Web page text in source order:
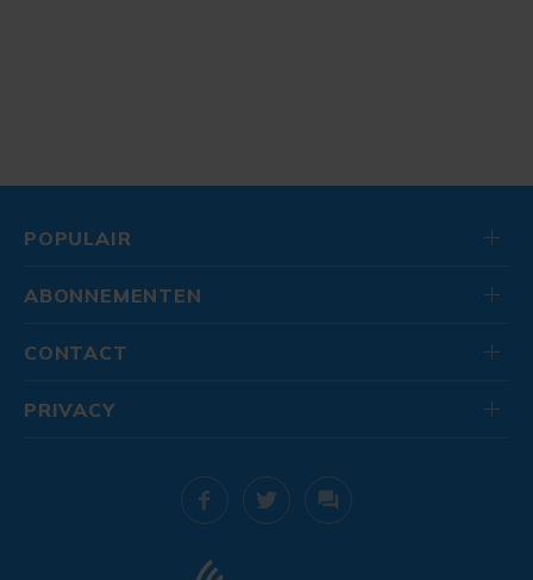
POPULAIR
ABONNEMENTEN
CONTACT
PRIVACY